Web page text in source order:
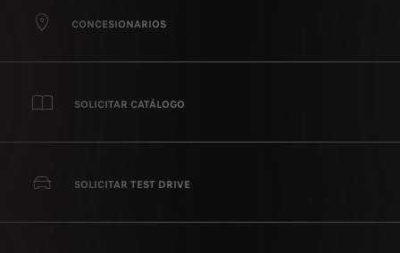
CONCESIONARIOS
SOLICITAR CATÁLOGO
SOLICITAR TEST DRIVE